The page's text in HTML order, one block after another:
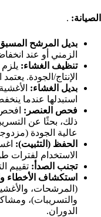
الصيانة: .
بديل المرشح
الزمني أو عند
تنظيف الغشاء:
الإنتاج/الجودة.
بديل الغشاء:
استبدلها عندما
فحص العنصر:
ذلك، بحثًا عن
عالية الجودة
الحفظ (التثبيت):
الاستخدام لفترات
تجنب الصدأ: تقييم
استكشاف الأخطاء
(المرشحات،
والتسريبات)،
الدوران.